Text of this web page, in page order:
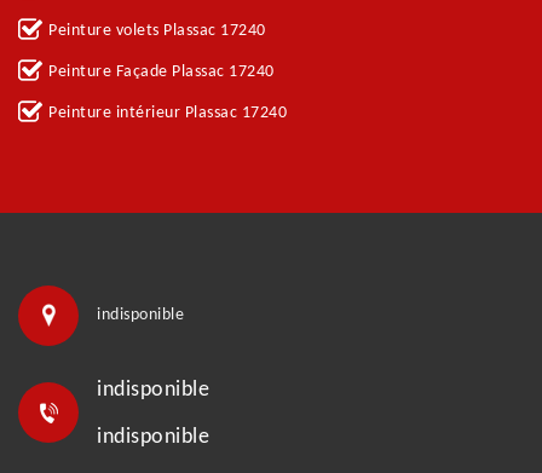
Peinture volets Plassac 17240
Peinture Façade Plassac 17240
Peinture intérieur Plassac 17240
indisponible
indisponible
indisponible